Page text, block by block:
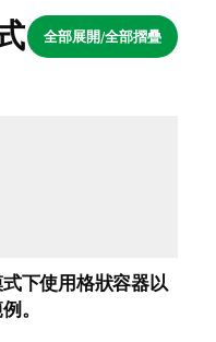
全部展開/全部摺疊
下使用格狀容器以
。